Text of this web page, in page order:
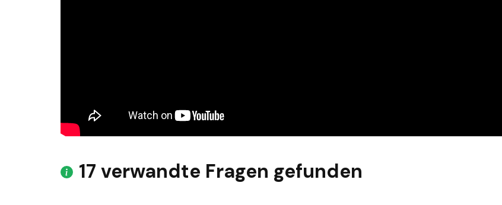
17 verwandte Fragen gefunden